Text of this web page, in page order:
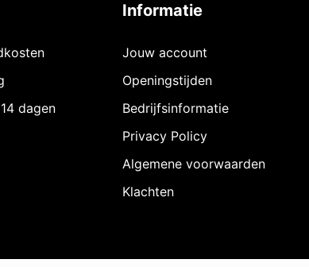
dagen
Informatie
Jouw account
Openingstijden
Bedrijfsinformatie
Privacy Policy
Algemene voorwaarden
Klachten